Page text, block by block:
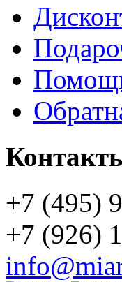
+7 (495)
+7 (926)